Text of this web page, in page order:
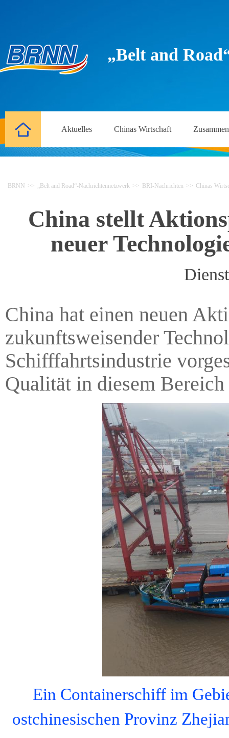
„Belt and
Aktuelles Chinas Wirtschaft
BRNN >> „Belt and Road“-Nachrichtennetzwerk >> BRI-Nachrichten >> Chinas
China stellt
neuer
China hat einen neuen
zukunftsweisender
Schifffahrtsindustrie
Qualität in diesem
Ein Containerschiff im
ostchinesischen Provinz